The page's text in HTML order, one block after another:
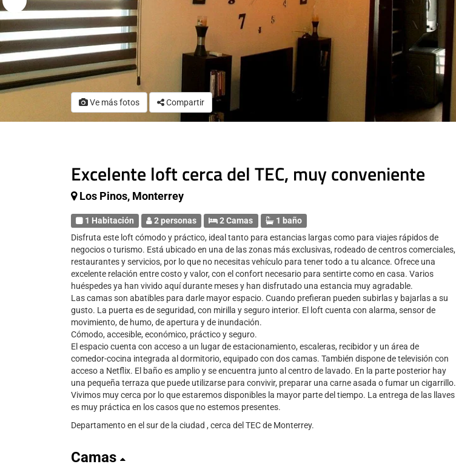
Ve más fotos Compartir
Excelente loft cerca del TEC, muy conveniente
Los Pinos, Monterrey
1 Habitación 2 personas 2 Camas
1 baño
Disfruta este loft cómodo y práctico, ideal tanto para estancias largas como para viajes rápidos de
negocios o turismo. Está ubicado en una de las zonas más exclusivas, rodeado de centros comerciales,
restaurantes y servicios, por lo que no necesitas vehículo para tener todo a tu alcance. Ofrece una
excelente relación entre costo y valor, con el confort necesario para sentirte como en casa. Varios
huéspedes ya han vivido aquí durante meses y han disfrutado una estancia muy agradable.
Las camas son abatibles para darle mayor espacio. Cuando prefieran pueden subirlas y bajarlas a su
gusto. La puerta es de seguridad, con mirilla y seguro interior. El loft cuenta con alarma, sensor de
movimiento, de humo, de apertura y de inundación.
Cómodo, accesible, económico, práctico y seguro.
El espacio cuenta con acceso a un lugar de estacionamiento, escaleras, recibidor y un área de
comedor-cocina integrada al dormitorio, equipado con dos camas. También dispone de televisión con
acceso a Netflix. El baño es amplio y se encuentra junto al centro de lavado. En la parte posterior hay
una pequeña terraza que puede utilizarse para convivir, preparar una carne asada o fumar un cigarrillo.
Vivimos muy cerca por lo que estaremos disponibles la mayor parte del tiempo. La entrega de las llaves
es muy práctica en los casos que no estemos presentes.
Departamento en el sur de la ciudad , cerca del TEC de Monterrey.
Camas